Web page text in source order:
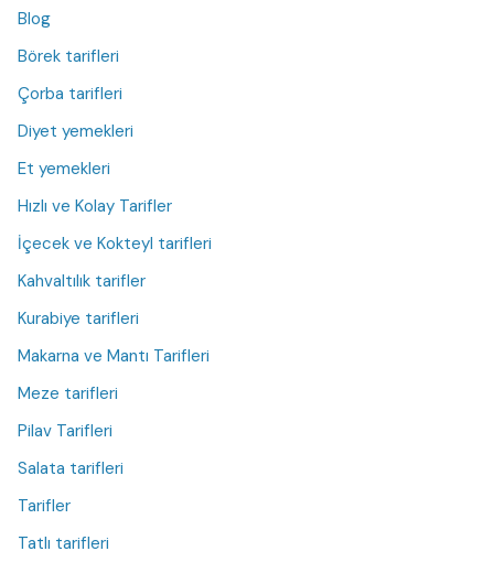
Blog
Börek tarifleri
Çorba tarifleri
Diyet yemekleri
Et yemekleri
Hızlı ve Kolay Tarifler
İçecek ve Kokteyl tarifleri
Kahvaltılık tarifler
Kurabiye tarifleri
Makarna ve Mantı Tarifleri
Meze tarifleri
Pilav Tarifleri
Salata tarifleri
Tarifler
Tatlı tarifleri